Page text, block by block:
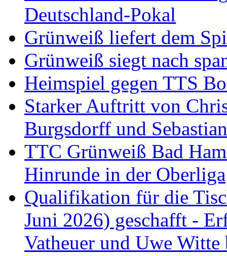
Deutschland-Pokal
Grünweiß liefert dem
Grünweiß siegt nach
Heimspiel gegen TTS
Starker Auftritt von
Burgsdorff und
TTC Grünweiß Bad
Hinrunde in der Oberliga
Qualifikation für die
Juni 2026) geschafft -
Vatheuer und Uwe Witte